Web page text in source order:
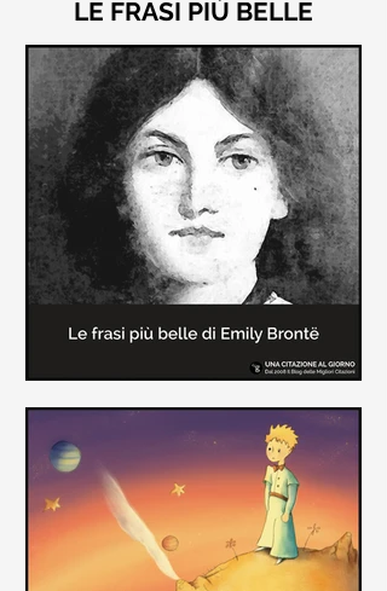
LE FRASI PIÙ BELLE
Le frasi più belle di "Cime
Tempestose" di Emily Brontë
"Cime Tempestose" rimane l'unico
romanzo scritto da Emily Brontë
causa la tubercolosi che le tolse la
vita ad appena 30 anni (...)